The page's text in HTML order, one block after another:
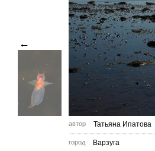
←
автор Татьяна Ипатова
город Варзуга